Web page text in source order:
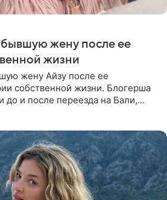
бывшую жену после ее
жизни
жену Айзу после ее
собственной жизни. Блогерша
до и после переезда на Бали,